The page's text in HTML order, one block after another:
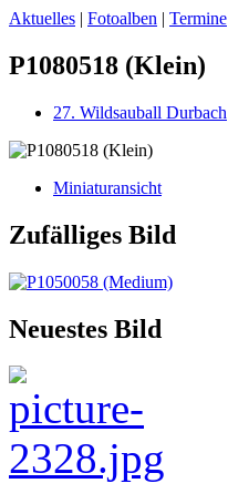
Aktuelles | Fotoalben | Termine
P1080518 (Klein)
27. Wildsauball Durbach
Miniaturansicht
Zufälliges Bild
Neuestes Bild